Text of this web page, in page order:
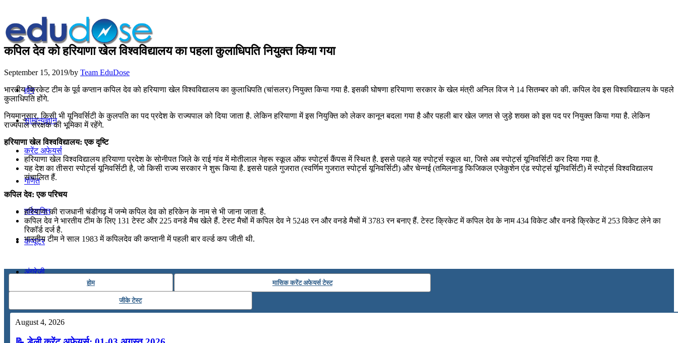
होम
सामान्यज्ञान
करेंट अफेयर्स
गणित
तर्कशक्ति
कंप्यूटर
अंग्रेजी
कपिल देव को हरियाणा खेल विश्वविद्यालय का पहला कुलाधिपति नियुक्त किया गया
September 15, 2019/by Team EduDose
भारतीय क्रिकेट टीम के पूर्व कप्तान कपिल देव को हरियाणा खेल विश्वविद्यालय का कुलाधिपति (चांसलर) नियुक्त किया गया है. इसकी घोषणा हरियाणा सरकार के खेल मंत्री अनिल विज ने 14 सितम्बर को की. कपिल देव इस विश्वविद्यालय के पहले
कुलाधिपति होंगे.
नियमानुसार, किसी भी यूनिवर्सिटी के कुलपति का पद प्रदेश के राज्यपाल को दिया जाता है. लेकिन हरियाणा में इस नियुक्ति को लेकर कानून बदला गया है और पहली बार खेल जगत से जुड़े शख्स को इस पद पर नियुक्त किया गया है. लेकिन
राज्यपाल संरक्षक की भूमिका में रहेंगे.
हरियाणा खेल विश्वविद्यालय: एक दृष्टि
हरियाणा खेल विश्वविद्यालय हरियाणा प्रदेश के सोनीपत जिले के राई गांव में मोतीलाल नेहरू स्कूल ऑफ स्पोर्ट्स कैंपस में स्थित है. इससे पहले यह स्पोर्ट्स स्कूल था, जिसे अब स्पोर्ट्स यूनिवर्सिटी कर दिया गया है.
यह देश का तीसरा स्पोर्ट्स यूनिवर्सिटी है, जो किसी राज्य सरकार ने शुरू किया है. इससे पहले गुजरात (स्वर्णिम गुजरात स्पोर्ट्स यूनिवर्सिटी) और चेन्नई (तमिलनाडु फिजिकल एजेकुशेन एंड स्पोर्ट्स यूनिवर्सिटी) में स्पोर्ट्स विश्वविद्यालय
संचालित हैं.
कपिल देव: एक परिचय
हरियाणा की राजधानी चंडीगढ़ में जन्मे कपिल देव को हरिकेन के नाम से भी जाना जाता है.
कपिल देव ने भारतीय टीम के लिए 131 टेस्ट और 225 वनडे मैच खेले हैं. टेस्ट मैचों में कपिल देव ने 5248 रन और वनडे मैचों में 3783 रन बनाए हैं. टेस्ट क्रिकेट में कपिल देव के नाम 434 विकेट और वनडे क्रिकेट में 253 विकेट लेने का
रिकॉर्ड दर्ज है.
भारतीय टीम ने साल 1983 में कपिलदेव की कप्तानी में पहली बार वर्ल्ड कप जीती थी.
होम मासिक करेंट अफेयर्स टेस्ट
जीके टेस्ट
August 4, 2026